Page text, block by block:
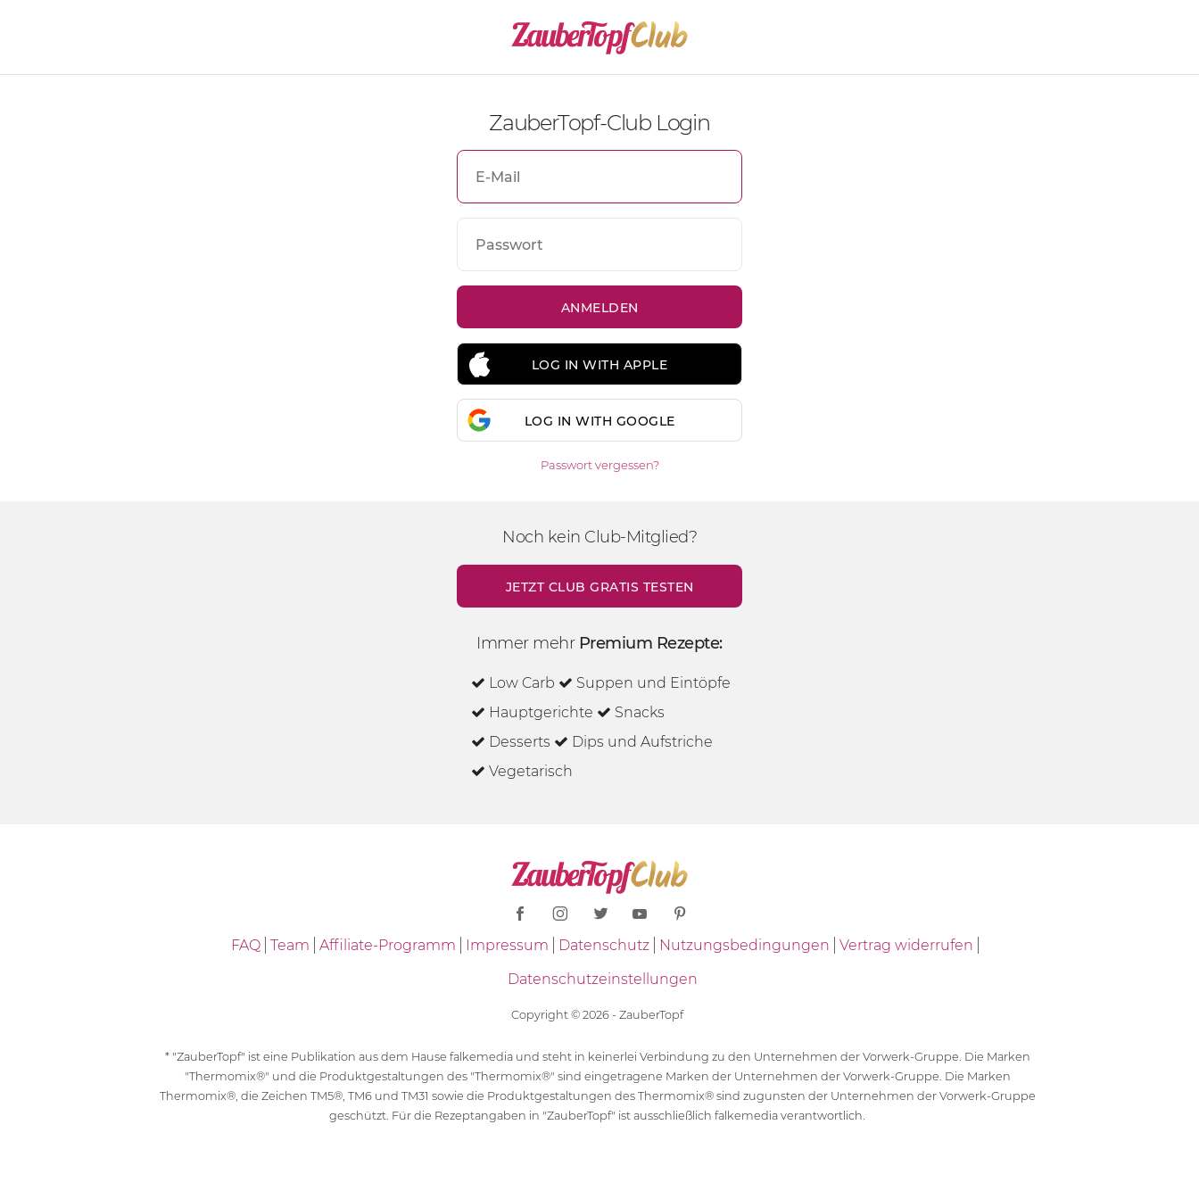
ZauberTopf-Club Login
LOG IN WITH APPLE
LOG IN WITH GOOGLE
Passwort vergessen?
Noch kein Club-Mitglied?
JETZT CLUB GRATIS TESTEN
Immer mehr Premium Rezepte:
Low Carb
Suppen und Eintöpfe
Hauptgerichte
Snacks
Desserts
Dips und Aufstriche
Vegetarisch
FAQ Team Affiliate-Programm Impressum Datenschutz Nutzungsbedingungen
Vertrag widerrufen
Datenschutzeinstellungen
Copyright © 2026 - ZauberTopf
* "ZauberTopf" ist eine Publikation aus dem Hause falkemedia und steht in keinerlei Verbindung zu den Unternehmen der Vorwerk-Gruppe. Die Marken
"Thermomix®" und die Produktgestaltungen des "Thermomix®" sind eingetragene Marken der Unternehmen der Vorwerk-Gruppe. Die Marken
Thermomix®, die Zeichen TM5®, TM6 und TM31 sowie die Produktgestaltungen des Thermomix® sind zugunsten der Unternehmen der Vorwerk-Gruppe
geschützt. Für die Rezeptangaben in "ZauberTopf" ist ausschließlich falkemedia verantwortlich.